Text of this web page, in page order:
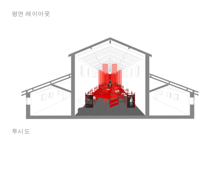
평면 레이아웃
투시도